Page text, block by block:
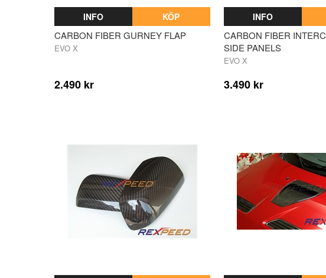
INFO KÖP
CARBON FIBER GURNEY FLAP
EVO X
2.490 kr
INFO
CARBON FIBER
SIDE PANELS
EVO X
3.490 kr